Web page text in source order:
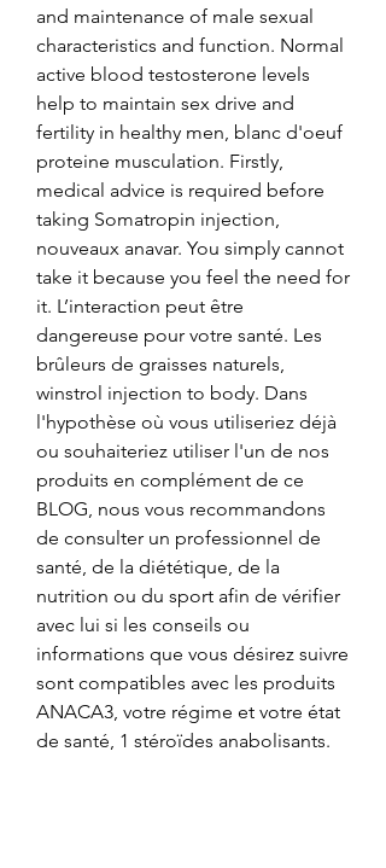
and maintenance of male sexual
characteristics and function. Normal
active blood testosterone levels
help to maintain sex drive and
fertility in healthy men, blanc d'oeuf
proteine musculation. Firstly,
medical advice is required before
taking Somatropin injection,
nouveaux anavar. You simply cannot
take it because you feel the need for
it. L’interaction peut être
dangereuse pour votre santé. Les
brûleurs de graisses naturels,
winstrol injection to body. Dans
l'hypothèse où vous utiliseriez déjà
ou souhaiteriez utiliser l'un de nos
produits en complément de ce
BLOG, nous vous recommandons
de consulter un professionnel de
santé, de la diététique, de la
nutrition ou du sport afin de vérifier
avec lui si les conseils ou
informations que vous désirez suivre
sont compatibles avec les produits
ANACA3, votre régime et votre état
de santé, 1 stéroïdes anabolisants.